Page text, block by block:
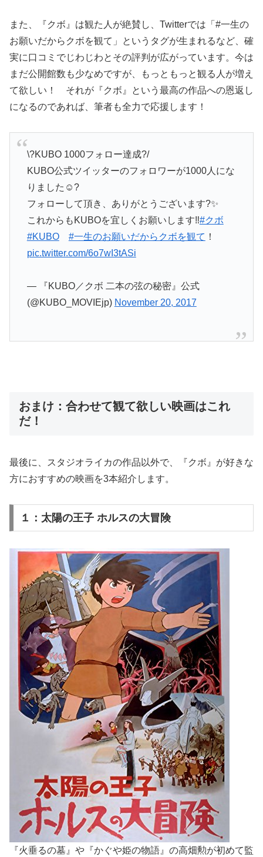
また、『クボ』は観た人が絶賛し、Twitterでは「#一生の
お願いだからクボを観て」というタグが生まれるなど、確
実に口コミでじわじわとその評判が広がっています。今は
まだ公開館数も少なめですが、もっともっと観る人が増え
て欲しい！ それが『クボ』という最高の作品への恩返し
になるのであれば、筆者も全力で応援します！
\?KUBO 1000フォロー達成?/
KUBO公式ツイッターのフォロワーが1000人にな
りました☺️?
フォローして頂き、ありがとうございます?✨
これからもKUBOを宜しくお願いします‼️#クボ
#KUBO
#一生のお願いだからクボを観て ！
pic.twitter.com/6o7wI3tASi
— 『KUBO／クボ 二本の弦の秘密』公式
(@KUBO_MOVIEjp) November 20, 2017
おまけ：合わせて観て欲しい映画はこれ
だ！
最後に、スタジオライカの作品以外で、『クボ』が好きな
方におすすめの映画を3本紹介します。
１：太陽の王子 ホルスの大冒険
『火垂るの墓』や『かぐや姫の物語』の高畑勲が初めて監